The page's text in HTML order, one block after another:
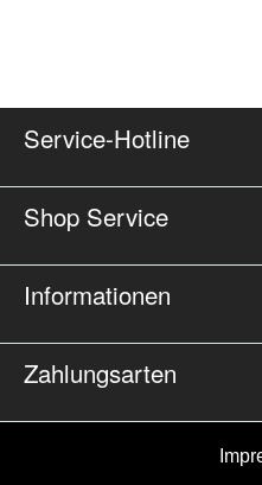
Service-Hotline
Shop Service
Informationen
Zahlungsarten